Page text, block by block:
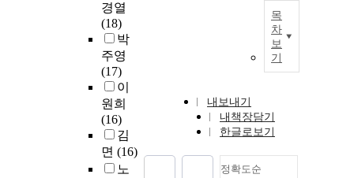
경열
(18)
박
주영
(17)
이
원희
(16)
김
면 (16)
노
목
차
보
기
내보내기
내책장담기
한글로보기
정확도순